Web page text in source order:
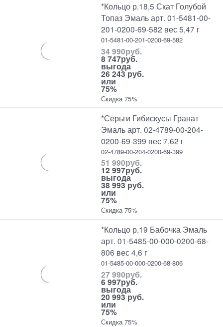
*Кольцо р.18,5 Скат Голубой
Топаз Эмаль арт. 01-5481-00-
201-0200-69-582 вес 5,47 г
01-5481-00-201-0200-69-582
34 990руб.
8 747руб.
выгода
26 243 руб.
или
75%
Скидка 75%
*Серьги Гибискусы Гранат
Эмаль арт. 02-4789-00-204-
0200-69-399 вес 7,62 г
02-4789-00-204-0200-69-399
51 990руб.
12 997руб.
выгода
38 993 руб.
или
75%
Скидка 75%
*Кольцо р.19 Бабочка Эмаль
арт. 01-5485-00-000-0200-68-
806 вес 4,6 г
01-5485-00-000-0200-68-806
27 990руб.
6 997руб.
выгода
20 993 руб.
или
75%
Скидка 75%